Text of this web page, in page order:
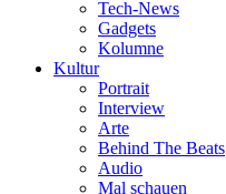
Tech-News
Gadgets
Kolumne
Kultur
Portrait
Interview
Arte
Behind The Beats
Audio
Mal schauen